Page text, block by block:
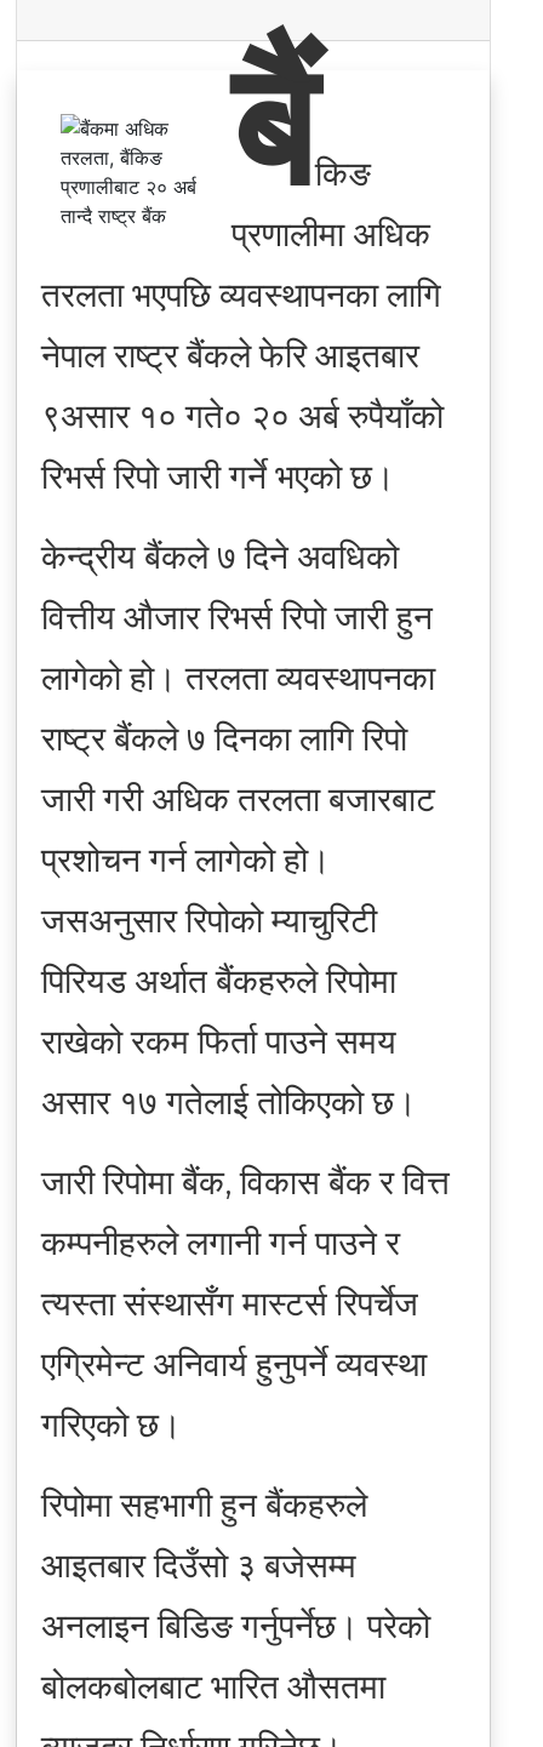
बैंकिङ
प्रणालीमा अधिक
तरलता भएपछि व्यवस्थापनका लागि
नेपाल राष्ट्र बैंकले फेरि आइतबार
९असार १० गते० २० अर्ब रुपैयाँको
रिभर्स रिपो जारी गर्ने भएको छ।
केन्द्रीय बैंकले ७ दिने अवधिको
वित्तीय औजार रिभर्स रिपो जारी हुन
लागेको हो। तरलता व्यवस्थापनका
राष्ट्र बैंकले ७ दिनका लागि रिपो
जारी गरी अधिक तरलता बजारबाट
प्रशोचन गर्न लागेको हो।
जसअनुसार रिपोको म्याचुरिटी
पिरियड अर्थात बैंकहरुले रिपोमा
राखेको रकम फिर्ता पाउने समय
असार १७ गतेलाई तोकिएको छ।
जारी रिपोमा बैंक, विकास बैंक र वित्त
कम्पनीहरुले लगानी गर्न पाउने र
त्यस्ता संस्थासँग मास्टर्स रिपर्चेज
एग्रिमेन्ट अनिवार्य हुनुपर्ने व्यवस्था
गरिएको छ।
रिपोमा सहभागी हुन बैंकहरुले
आइतबार दिउँसो ३ बजेसम्म
अनलाइन बिडिङ गर्नुपर्नेछ। परेको
बोलकबोलबाट भारित औसतमा